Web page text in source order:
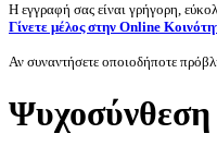
Η εγγραφή σας είναι γρήγορη,
Γίνετε μέλος στην Online
Αν συναντήσετε οποιοδήποτε
Ψυχοσύνθεση